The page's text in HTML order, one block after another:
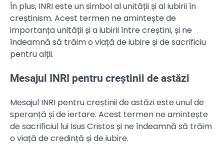
În plus, INRI este un simbol al unității și al iubirii în
creștinism. Acest termen ne amintește de
importanța unității și a iubirii între creștini, și ne
îndeamnă să trăim o viață de iubire și de sacrificiu
pentru alții.
Mesajul INRI pentru creștinii de astăzi
Mesajul INRI pentru creștinii de astăzi este unul de
speranță și de iertare. Acest termen ne amintește
de sacrificiul lui Isus Cristos și ne îndeamnă să trăim
o viață de credință și de iubire.